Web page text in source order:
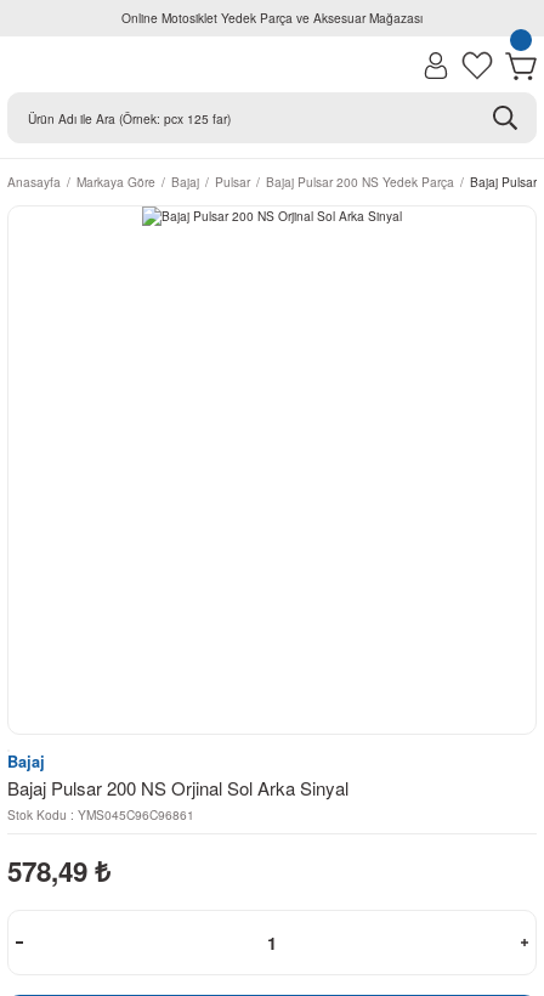
Online Motosiklet Yedek Parça ve Aksesuar Mağazası
Anasayfa Markaya Göre Bajaj Pulsar Bajaj Pulsar 200 NS Yedek Parça Bajaj Pulsar
Bajaj
Bajaj Pulsar 200 NS Orjinal Sol Arka Sinyal
Stok Kodu : YMS045C96C96861
578,49 ₺